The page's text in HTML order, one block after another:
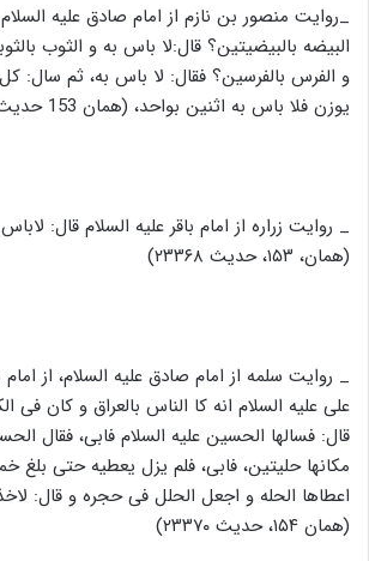
_روایت منصور بن نازم از امام صادق علیه
البیضه بالبیضیتین؟ قال:لا باس به و الثوب
و الفرس بالفرسین؟ فقال: لا باس به، ثم سال:
یوزن فلا باس به اثنین بواحد، (همان 153 حدیث 23367)
_ روایت زراره از امام باقر علیه السلام قال:
(همان، ۱۵۳، حدیث ۲۳۳۶۸)
_ روایت سلمه از امام صادق علیه السلام، از امام
علی علیه السلام انه کا الناس بالعراق و کان فی
قال: فسالها الحسین علیه السلام فابی، فقال
مکانها حلیتین، فابی، فلم یزل یعطیه حتی بلغ
اعطاها الحله و اجعل الحلل فی حجره و قال:
(همان ۱۵۴، حدیث ۲۳۳۷۰)